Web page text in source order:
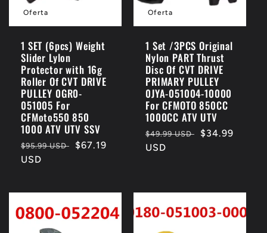
Oferta
1 SET (6pcs) Weight
Slider Lylon
Protector with 16g
Roller Of CVT DRIVE
PULLEY 0GR0-
051005 For
CFMoto550 850
1000 ATV UTV SSV
Precio
habitual
$95.99 USD
Precio
$67.19
USD
Oferta
1 Set /3PCS Original
Nylon PART Thrust
Disc Of CVT DRIVE
PRIMARY PULLEY
0JYA-051004-10000
For CFMOTO 850CC
1000CC ATV UTV
Precio
habitual
$49.99 USD
Precio
$34.99
USD